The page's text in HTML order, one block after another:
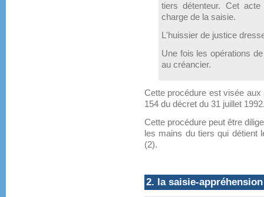
tiers détenteur. Cet
charge de la saisie.
L'huissier de justice
Une fois les opérations
au créancier.
Cette procédure est visée aux
154 du décret du 31 juillet
Cette procédure peut être
les mains du tiers qui détient
(2).
2. la saisie-